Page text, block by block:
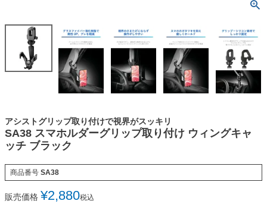
アシストグリップ取り付けで視界がスッキリ
SA38 スマホルダーグリップ取り付け ウィングキャ
ッチ ブラック
商品番号 SA38
販売価格 ¥2,880税込